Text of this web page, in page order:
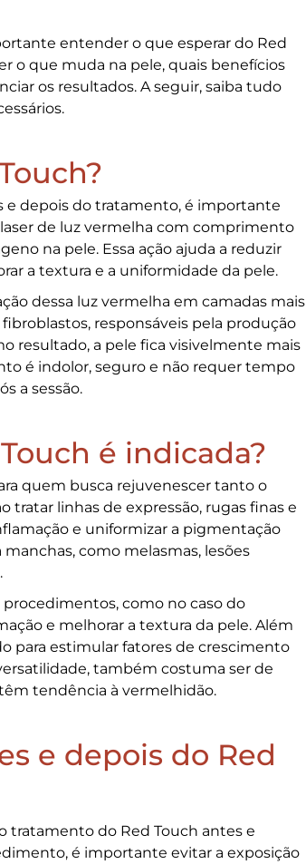
entender o que esperar do Red
o que muda na pele, quais benefícios
os resultados. A seguir, saiba tudo
e depois do tratamento, é importante
de luz vermelha com comprimento
na pele. Essa ação ajuda a reduzir
a textura e a uniformidade da pele.
dessa luz vermelha em camadas mais
responsáveis pela produção
resultado, a pele fica visivelmente mais
é indolor, seguro e não requer tempo
a sessão.
é indicada?
quem busca rejuvenescer tanto o
tratar linhas de expressão, rugas finas e
e uniformizar a pigmentação
como melasmas, lesões
como no caso do
e melhorar a textura da pele. Além
para estimular fatores de crescimento
também costuma ser de
tendência à vermelhidão.
e depois do Red
tratamento do Red Touch antes e
é importante evitar a exposição